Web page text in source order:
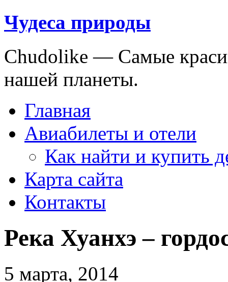
Чудеса природы
Chudolike — Cамые
нашей планеты.
Главная
Авиабилеты и отели
Как найти и купить
Карта сайта
Контакты
Река Хуанхэ –
5 марта, 2014